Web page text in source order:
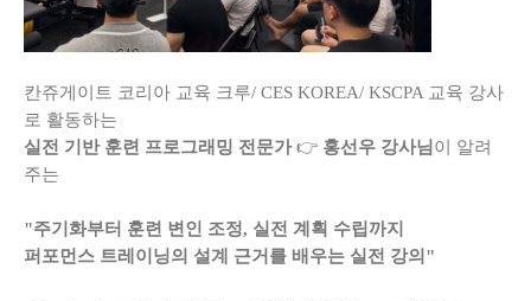
칸쥬게이트 코리아 교육 크루/ CES KOREA/ KSCPA 교육 강사
로 활동하는
실전 기반 훈련 프로그래밍 전문가👉 홍선우 강사님 이 알려
주는
"주기화부터 훈련 변인 조정, 실전 계획 수립까지
퍼포먼스 트레이닝의 설계 근거를 배우는 실전 강의"